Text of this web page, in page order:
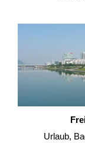
Urlaub,